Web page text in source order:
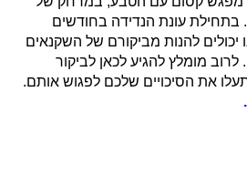
בתחילת עונת הנדידה בחודשים
להנות מביקורם של השקנאים
מומלץ להגיע לכאן לביקור
את הסיכויים שלכם לפגוש אותם.